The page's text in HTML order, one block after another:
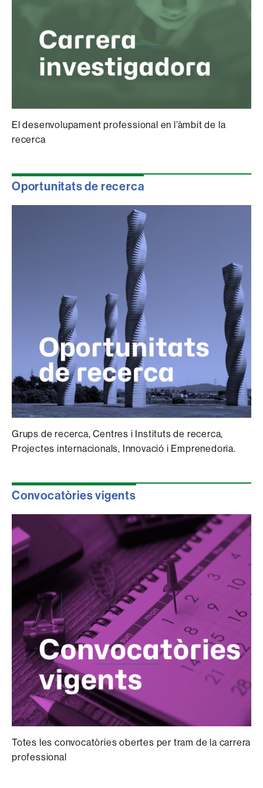
El desenvolupament professional en l’àmbit de la
recerca
Oportunitats de recerca
Grups de recerca, Centres i Instituts de recerca,
Projectes internacionals, Innovació i Emprenedoria.
Convocatòries vigents
Totes les convocatòries obertes per tram de la carrera
professional